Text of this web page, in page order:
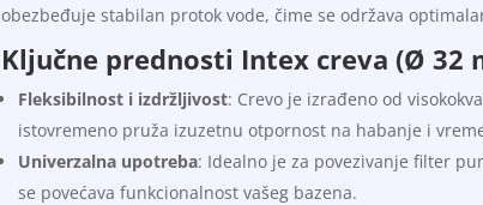
obezbeđuje stabilan protok vode, čime se održava
Ključne prednosti Intex creva (Ø 32
Fleksibilnost i izdržljivost: Crevo je izrađeno od
istovremeno pruža izuzetnu otpornost na habanje i
Univerzalna upotreba: Idealno je za povezivanje filter
se povećava funkcionalnost vašeg bazena.